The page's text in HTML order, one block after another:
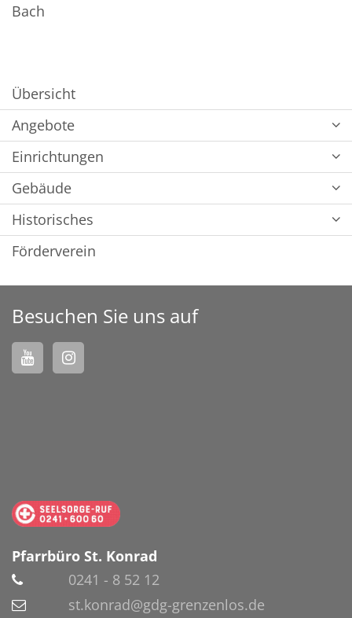
Bach
Übersicht
Angebote
Einrichtungen
Gebäude
Historisches
Förderverein
Besuchen Sie uns auf
Pfarrbüro St. Konrad
0241 - 8 52 12
st.konrad@gdg-grenzenlos.de